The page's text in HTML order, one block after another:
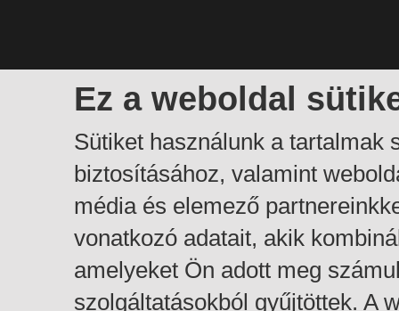
Ez a weboldal
Sütiket használunk a tartalmak
biztosításához, valamint
média és elemező
vonatkozó adatait, akik
amelyeket Ön adott meg
szolgáltatásokból gyűjtöttek. A